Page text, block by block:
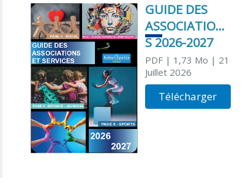
GUIDE DES
ASSOCIATION
S 2026-2027
PDF| 1,73 Mo | 21
Juillet 2026
Télécharger